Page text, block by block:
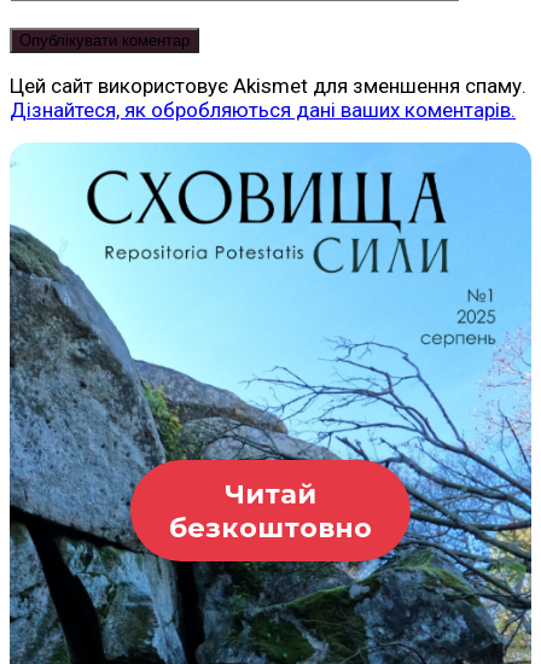
Цей сайт використовує Akismet для зменшення спаму.
Дізнайтеся, як обробляються дані ваших коментарів.
Читай
безкоштовно